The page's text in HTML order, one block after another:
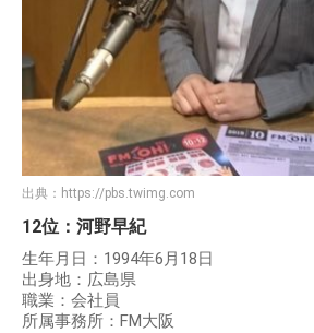
出典： https://pbs.twimg.com
12位：河野早紀
生年月日：1994年6月18日
出身地：広島県
職業：会社員
所属事務所：FM大阪